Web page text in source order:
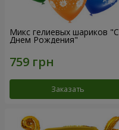
Микс гелиевых шариков "C
Днем Рождения"
Заказать